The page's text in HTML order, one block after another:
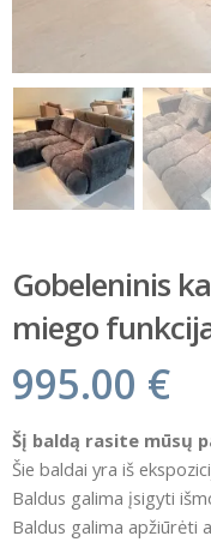
Gobeleninis
miego
995.00 €
Šį baldą rasite mūsų
Šie baldai yra iš
Baldus galima įsigyti
Baldus galima apžiūrėti